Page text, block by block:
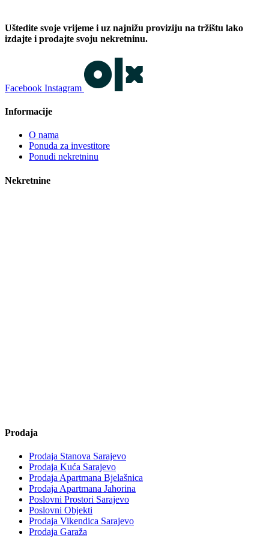
Uštedite svoje vrijeme i uz najnižu proviziju na tržištu lako
izdajte i prodajte svoju nekretninu.
Facebook Instagram
Informacije
O nama
Ponuda za investitore
Ponudi nekretninu
Nekretnine
Prodaja
Prodaja Stanova Sarajevo
Prodaja Kuća Sarajevo
Prodaja Apartmana Bjelašnica
Prodaja Apartmana Jahorina
Poslovni Prostori Sarajevo
Poslovni Objekti
Prodaja Vikendica Sarajevo
Prodaja Garaža